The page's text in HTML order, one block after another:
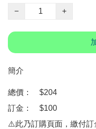
−
+
簡介
總價：　$204
訂金：　$100
⚠️此乃訂購頁面，繳付訂